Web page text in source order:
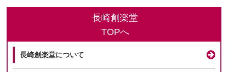
長崎創楽堂
TOPへ
長崎創楽堂について